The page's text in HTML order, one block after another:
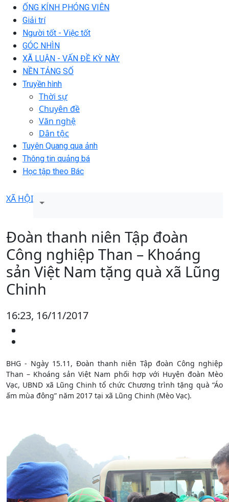
ỐNG KÍNH PHÓNG VIÊN
Giải trí
Người tốt - Việc tốt
GÓC NHÌN
XÃ LUẬN - VẤN ĐỀ KỲ NÀY
NỀN TẢNG SỐ
Truyền hình
Thời sự
Chuyên đề
Văn nghệ
Dân tộc
Tuyên Quang qua ảnh
Thông tin quảng bá
Học tập theo Bác
XÃ HỘI
Đoàn thanh niên Tập đoàn
Công nghiệp Than – Khoáng
sản Việt Nam tặng quà xã Lũng
Chinh
16:23, 16/11/2017
BHG - Ngày 15.11, Đoàn thanh niên Tập đoàn Công nghiệp
Than – Khoáng sản Việt Nam phối hợp với Huyện đoàn Mèo
Vạc, UBND xã Lũng Chinh tổ chức Chương trình tặng quà “Áo
ấm mùa đông” năm 2017 tại xã Lũng Chinh (Mèo Vạc).